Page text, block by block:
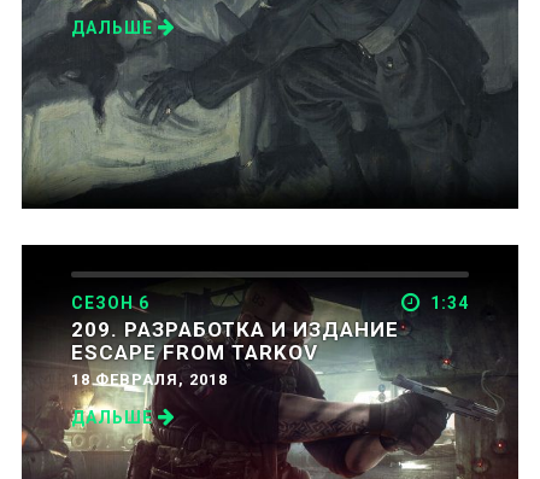
ДАЛЬШЕ
СЕЗОН 6 1:34
209. РАЗРАБОТКА И ИЗДАНИЕ
ESCAPE FROM TARKOV
18 ФЕВРАЛЯ, 2018
ДАЛЬШЕ